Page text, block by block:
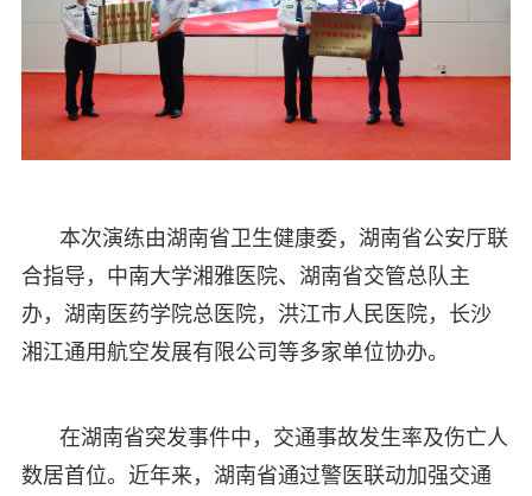
本次演练由湖南省卫生健康委，湖南省公安厅联
合指导，中南大学湘雅医院、湖南省交管总队主
办，湖南医药学院总医院，洪江市人民医院，长沙
湘江通用航空发展有限公司等多家单位协办。
在湖南省突发事件中，交通事故发生率及伤亡人
数居首位。近年来，湖南省通过警医联动加强交通